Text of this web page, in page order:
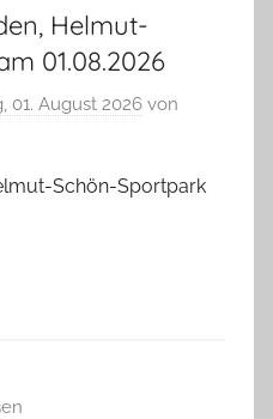
Helmut-
01.08.2026
01. August 2026 von
Schön-Sportpark